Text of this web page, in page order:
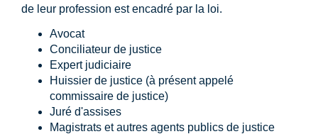
de leur profession est encadré par la loi.
Avocat
Conciliateur de justice
Expert judiciaire
Huissier de justice (à présent appelé
commissaire de justice)
Juré d'assises
Magistrats et autres agents publics de justice